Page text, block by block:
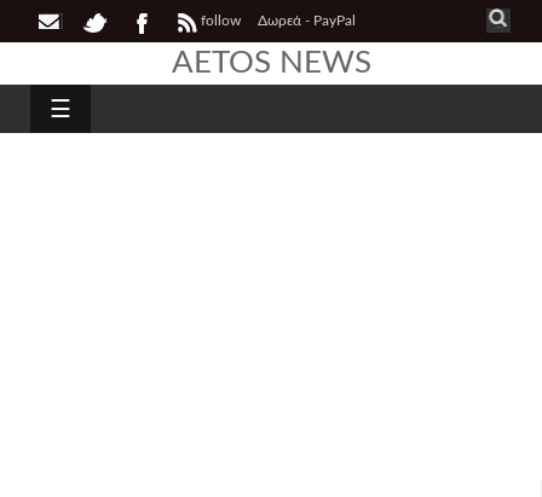
follow Δωρεά - PayPal
AETOS NEWS
☰